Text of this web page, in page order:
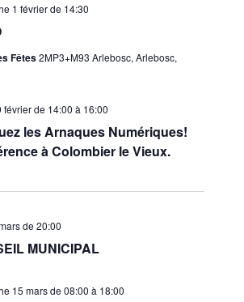
1 février de 14:30
Fêtes2MP3+M93 Arlebosc, Arlebosc,
les Arnaques Numériques!
à Colombier le Vieux.
février de 14:00 à 16:00
MUNICIPAL
de 20:00
15 mars de 08:00 à 18:00